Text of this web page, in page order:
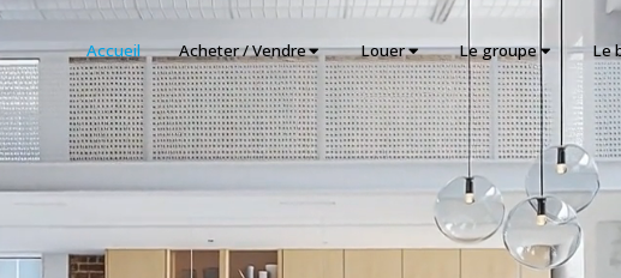
Accueil Acheter / Vendre Louer Le groupe Le